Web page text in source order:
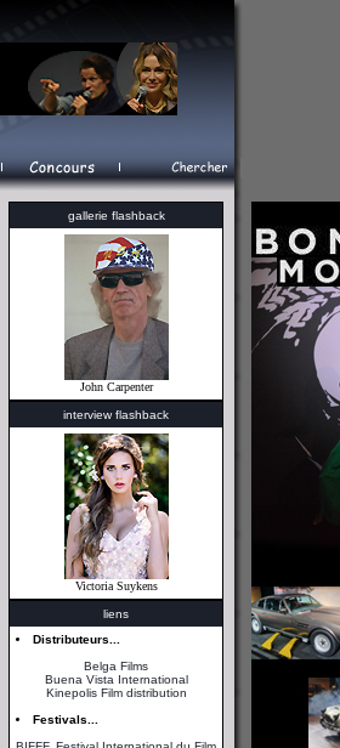
gallerie flashback
John Carpenter
interview flashback
Victoria Suykens
liens
Distributeurs...
Belga Films
Buena Vista International
Kinepolis Film distribution
Festivals...